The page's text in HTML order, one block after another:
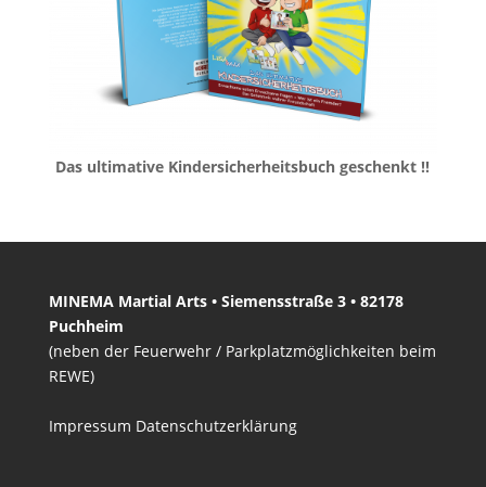
Das ultimative Kindersicherheitsbuch geschenkt !!
MINEMA Martial Arts • Siemensstraße 3 • 82178
Puchheim
(neben der Feuerwehr / Parkplatzmöglichkeiten beim
REWE)
Impressum Datenschutzerklärung